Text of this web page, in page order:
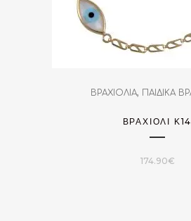
ΒΡΑΧΙΟΛΙΑ, ΠΑΙΔΙΚΑ
ΒΡΑΧΙΌΛΙ Κ14
174.90€